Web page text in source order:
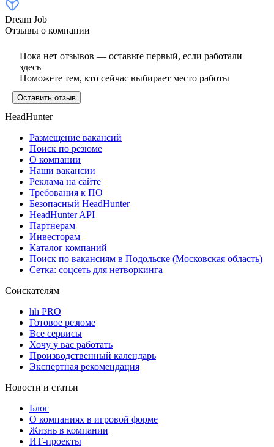
Dream Job
Отзывы о компании
Пока нет отзывов — оставьте первый, если работали
здесь
Поможете тем, кто сейчас выбирает место работы
Оставить отзыв
HeadHunter
Размещение вакансий
Поиск по резюме
О компании
Наши вакансии
Реклама на сайте
Требования к ПО
Безопасный HeadHunter
HeadHunter API
Партнерам
Инвесторам
Каталог компаний
Поиск по вакансиям в Подольске (Московская область)
Сетка: соцсеть для нетворкинга
Соискателям
hh PRO
Готовое резюме
Все сервисы
Хочу у вас работать
Производственный календарь
Экспертная рекомендация
Новости и статьи
Блог
О компаниях в игровой форме
Жизнь в компании
ИТ-проекты